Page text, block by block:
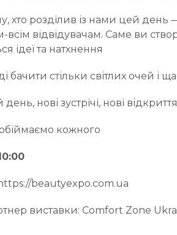
хто розділив із нами цей день
всім відвідувачам. Саме ви
ідеї та натхнення
бачити стільки світлих очей і
нові зустрічі, нові
кожного
beautyexpo.com.ua
виставки: Comfort Zone